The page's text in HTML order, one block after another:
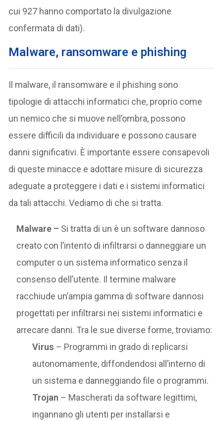
cui 927 hanno comportato la divulgazione
confermata di dati).
Malware, ransomware e phishing
Il malware, il ransomware e il phishing sono
tipologie di attacchi informatici che, proprio come
un nemico che si muove nell’ombra, possono
essere difficili da individuare e possono causare
danni significativi. È importante essere consapevoli
di queste minacce e adottare misure di sicurezza
adeguate a proteggere i dati e i sistemi informatici
da tali attacchi. Vediamo di che si tratta.
Malware – Si tratta di un è un software dannoso
creato con l’intento di infiltrarsi o danneggiare un
computer o un sistema informatico senza il
consenso dell’utente. Il termine malware
racchiude un’ampia gamma di software dannosi
progettati per infiltrarsi nei sistemi informatici e
arrecare danni. Tra le sue diverse forme, troviamo:
Virus – Programmi in grado di replicarsi
autonomamente, diffondendosi all’interno di
un sistema e danneggiando file o programmi.
Trojan – Mascherati da software legittimi,
ingannano gli utenti per installarsi e